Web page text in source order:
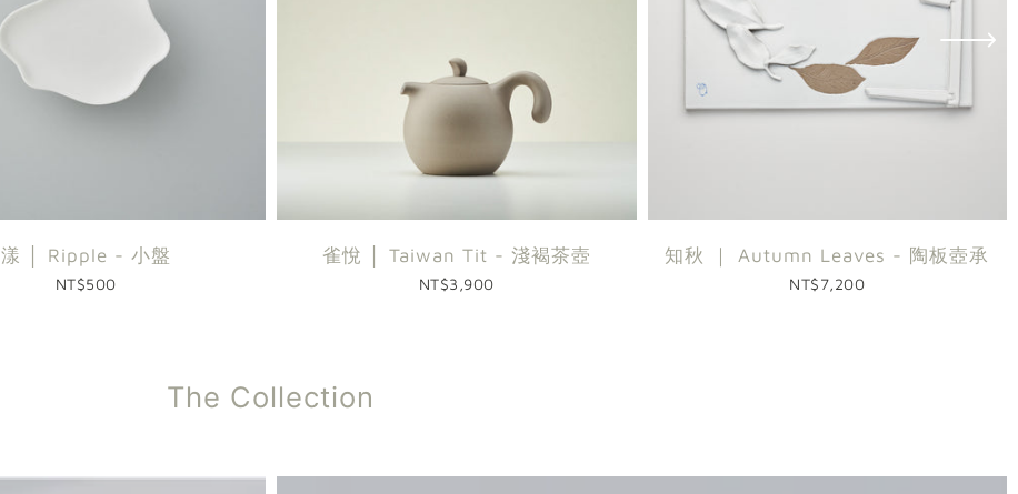
漾 │ Ripple - 小盤
NT$500
雀悅 │ Taiwan Tit - 淺褐茶壺
NT$3,900
知秋 ｜ Autumn Leaves - 陶板壺承
NT$7,200
The Collection